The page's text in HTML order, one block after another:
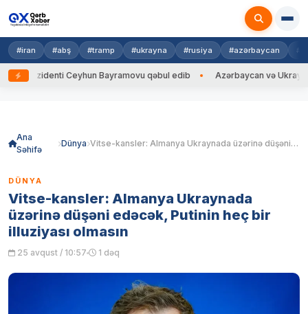
#iran #abş #tramp #ukrayna #rusiya #azərbaycan
Ceyhun Bayramovu qəbul edib Azərbaycan və Ukrayna XİN
Ana
Səhifə
Dünya Vitse-kansler: Almanya Ukraynada üzərinə düşəni edəcək, Putinin heç bir illuziyası olmasın
DÜNYA
Vitse-kansler: Almanya Ukraynada
üzərinə düşəni edəcək, Putinin heç bir
illuziyası olmasın
25 avqust / 10:57 1 dəq